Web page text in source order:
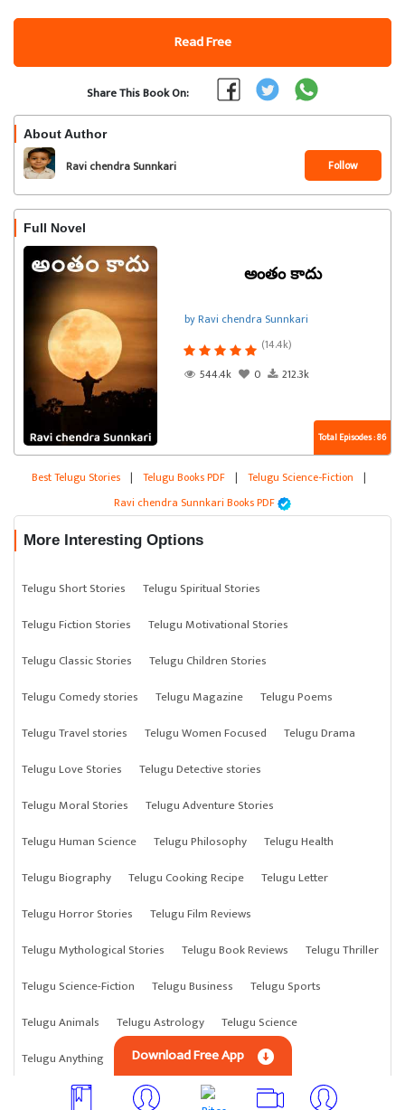
Read Free
Share This Book On:
About Author
Ravi chendra Sunnkari Follow
Full Novel
అంతం కాదు
by Ravi chendra Sunnkari
(14.4k)
544.4k
0 212.3k
Total Episodes : 86
Best Telugu Stories | Telugu Books PDF | Telugu Science-Fiction |
Ravi chendra Sunnkari Books PDF
More Interesting Options
Telugu Short Stories
Telugu Spiritual Stories
Telugu Fiction Stories
Telugu Motivational Stories
Telugu Classic Stories
Telugu Children Stories
Telugu Comedy stories
Telugu Magazine
Telugu Poems
Telugu Travel stories
Telugu Women Focused
Telugu Drama
Telugu Love Stories
Telugu Detective stories
Telugu Moral Stories
Telugu Adventure Stories
Telugu Human Science
Telugu Philosophy
Telugu Health
Telugu Biography
Telugu Cooking Recipe
Telugu Letter
Telugu Horror Stories
Telugu Film Reviews
Telugu Mythological Stories
Telugu Book Reviews
Telugu Thriller
Telugu Science-Fiction
Telugu Business
Telugu Sports
Telugu Animals
Telugu Astrology
Telugu Science
Telugu Anything
Telugu Crime Stories
Download Free App